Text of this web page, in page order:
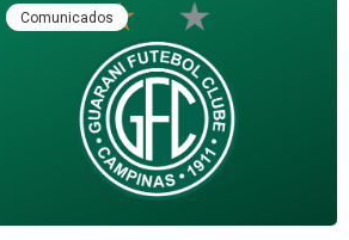
Comunicados